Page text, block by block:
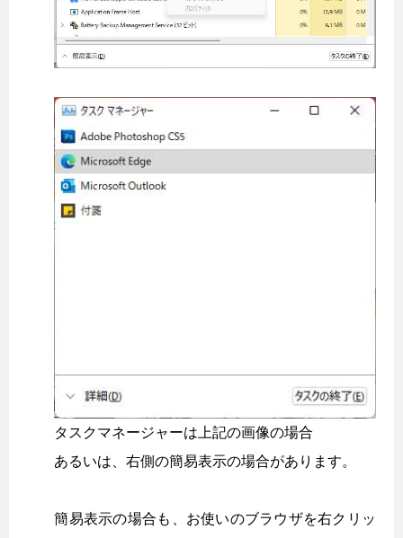
タスクマネージャーは上記の画像の場合
あるいは、右側の簡易表示の場合があります。
簡易表示の場合も、お使いのブラウザを右クリッ